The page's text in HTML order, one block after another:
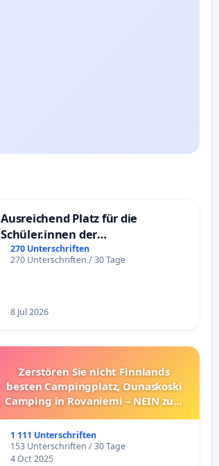
Ausreichend Platz für die
Schüler.innen der
Schönbergschule
270 Unterschriften
270 Unterschriften / 30 Tage
8 Jul 2026
Zerstören Sie nicht Finnlands
besten Campingplatz, Ounaskoski
Camping in Rovaniemi – NEIN zum
1 111 Unterschriften
153 Unterschriften / 30 Tage
4 Oct 2025